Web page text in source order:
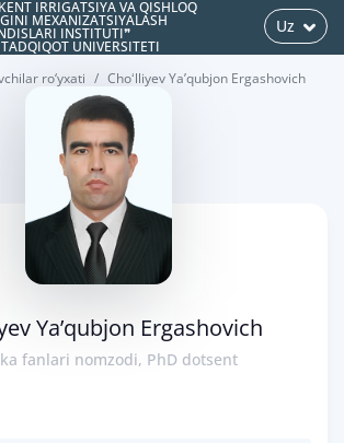
IRRIGATSIYA VA QISHLOQ
MEXANIZATSIYALASH
INSTITUTI❞
UNIVERSITETI
Uz
ro‘yxati Choʻlliyev Yaʼqubjon Ergashovich
Yaʼqubjon Ergashovich
fanlari nomzodi, PhD dotsent